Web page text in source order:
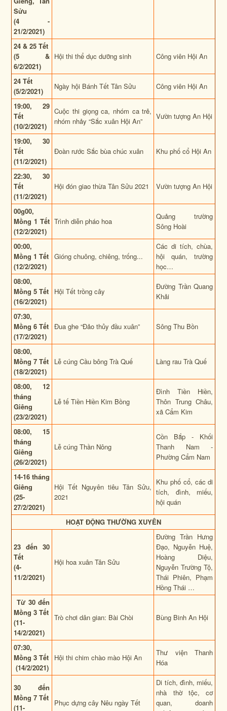
Sửu
(4 -
21/2/2021)
24 & 25 Tết
(5 &
6/2/2021)
Hội thi thể dục dưỡng sinh Công viên Hội An
24 Tết
(5/2/2021)
Ngày hội Bánh Tết Tân Sửu Công viên Hội An
19:00, 29
Tết
(10/2/2021)
Cuộc thi giọng ca, nhóm ca trẻ,
nhóm nhảy “Sắc xuân Hội An”
Vườn tượng An Hội
19:00, 30
Tết
(11/2/2021)
Đoàn rước Sắc bùa chúc xuân Khu phố cổ Hội An
22:30, 30
Tết
(11/2/2021)
Hội đón giao thừa Tân Sửu 2021 Vườn tượng An Hội
00g00,
Mồng 1 Tết
(12/2/2021)
Trình diễn pháo hoa
Quảng trường
Sông Hoài
00:00,
Mồng 1 Tết
(12/2/2021)
Gióng chuông, chiêng, trống...
Các di tích, chùa,
hội quán, trường
học…
08:00,
Mồng 5 Tết
(16/2/2021)
Hội Tết trồng cây
Đường Trần Quang
Khải
07:30,
Mồng 6 Tết
(17/2/2021)
Đua ghe “Đảo thủy đầu xuân” Sông Thu Bồn
08:00,
Mồng 7 Tết
(18/2/2021)
Lễ cúng Cầu bông Trà Quế Làng rau Trà Quế
08:00, 12
tháng
Giêng
(23/2/2021)
Lễ tế Tiền Hiền Kim Bồng
Đình Tiền Hiền,
Thôn Trung Châu,
xã Cẩm Kim
08:00,
15
tháng
Giêng
(26/2/2021)
Lễ cúng Thần Nông
Cồn Bắp - Khối
Thanh Nam -
Phường Cẩm Nam
14-16 tháng
Giêng
(25-
27/2/2021)
Hội Tết Nguyên tiêu Tân Sửu,
2021
Khu phố cổ, các di
tích, đình, miếu,
hội quán
HOẠT ĐỘNG THƯỜNG XUYÊN
23 đến 30
Tết
(4-
11/2/2021)
Hội hoa xuân Tân Sửu
Đường Trần Hưng
Đạo, Nguyễn Huệ,
Hoàng Diệu,
Nguyễn Trường Tộ,
Thái Phiên, Phạm
Hồng Thái …
Từ 30 đến
Mồng 3 Tết
(11-
14/2/2021)
Trò chơi dân gian: Bài Chòi Bùng Binh An Hội
07:30,
Mồng 3 Tết
(14/2/2021)
Hội thi chim chào mào Hội An
Thư viện Thanh
Hóa
30 đến
Mồng 7 Tết
(11-
Phục dựng cây Nêu ngày Tết
Di tích, đình, miếu,
nhà thờ tộc, cơ
quan, doanh